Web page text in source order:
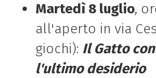
Martedì 8 luglio,
all'aperto in via
giochi): Il Gatto
l'ultimo desiderio